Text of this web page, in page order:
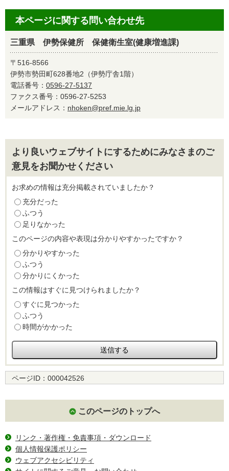
本ページに関する問い合わせ先
三重県 伊勢保健所 保健衛生室(健康増進課)
〒516-8566
伊勢市勢田町628番地2（伊勢庁舎1階）
電話番号： 0596-27-5137
ファクス番号：0596-27-5253
メールアドレス： nhoken@pref.mie.lg.jp
より良いウェブサイトにするためにみなさまのご
意見をお聞かせください
お求めの情報は充分掲載されていましたか？
充分だった
ふつう
足りなかった
このページの内容や表現は分かりやすかったですか？
分かりやすかった
ふつう
分かりにくかった
この情報はすぐに見つけられましたか？
すぐに見つかった
ふつう
時間がかかった
ページID： 000042526
このページのトップへ
リンク・著作権・免責事項・ダウンロード
個人情報保護ポリシー
ウェブアクセシビリティ